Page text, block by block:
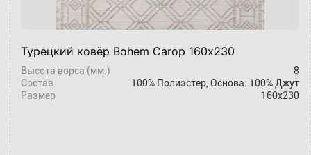
Турецкий ковёр Bohem Carop 160х230
Высота ворса (мм.)
8
Состав
100% Полиэстер, Основа: 100% Джут
Размер
160x230